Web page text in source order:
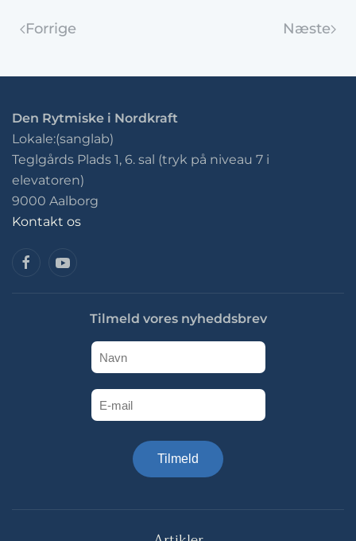
Forrige Næste
Den Rytmiske i Nordkraft
Lokale:(sanglab)
Teglgårds Plads 1, 6. sal (tryk på niveau 7 i
elevatoren)
9000 Aalborg
Kontakt os
Tilmeld vores nyheddsbrev
Tilmeld